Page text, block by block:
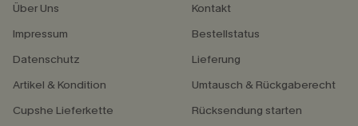
Über Uns
Impressum
Datenschutz
Artikel & Kondition
Cupshe Lieferkette
Kontakt
Bestellstatus
Lieferung
Umtausch & Rückgaberecht
Rücksendung starten